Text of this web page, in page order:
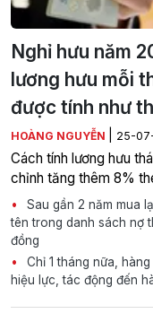
Nghỉ hưu năm
lương hưu mỗi
được tính như
HOÀNG NGUYỄN 25-
Cách tính lương hưu
chỉnh tăng thêm 8%
Sau gần 2 năm mua
tên trong danh sách nợ
đồng
Chỉ 1 tháng nữa,
hiệu lực, tác động đến